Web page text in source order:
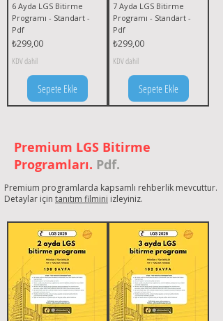
6 Ayda LGS Bitirme
Programı - Standart -
Pdf
Fiyat
₺299,00
KDV dahil
Sepete Ekle
7 Ayda LGS Bitirme
Programı - Standart -
Pdf
Fiyat
₺299,00
KDV dahil
Sepete Ekle
Premium LGS Bitirme
Programları. Pdf.
Premium programlarda kapsamlı rehberlik mevcuttur.
Detaylar için tanıtım filmini izleyiniz.